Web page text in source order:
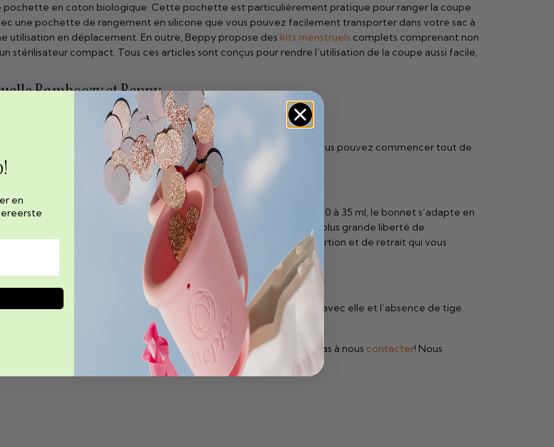
pochette en coton biologique. Cette pochette est particulièrement pratique pour ranger la coupe
une pochette de rangement en silicone que vous pouvez facilement transporter dans votre sac à
utilisation en déplacement. En outre, Beppy propose des kits menstruels complets comprenant non
stérilisateur compact. Tous ces articles sont conçus pour rendre l’utilisation de la coupe aussi facile,
Bamboozy et Beppy
souple et à sa boucle de retrait flexible. Même sans expérience, vous pouvez commencer tout de
la coupe menstruelle Bamboozy.
des femmes. D’un diamètre de 4,5 cm et d’une capacité de 30 à 35 ml, le bonnet s’adapte en
innovante, vous bénéficierez d’un plus grand confort et d’une plus grande liberté de
il faut parfois un peu d’entraînement pour trouver le mode d’insertion et de retrait qui vous
pour un conseil personnalisé.
pour sa flexibilité, son confort, la possibilité de faire l’amour avec elle et l’absence de tige.
de liberté et d’innovation.
Bamboozy et notre coupe menstruelle Beppy ? N’hésitez pas à nous contacter! Nous
en